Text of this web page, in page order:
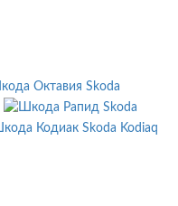
Skoda
Skoda
Skoda Kodiaq